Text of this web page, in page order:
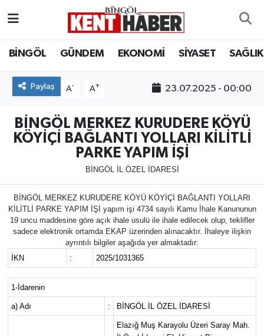
BİNGÖL GÜNDEM EKONOMİ SİYASET SAĞLIK
Paylaş A- A+ 23.07.2025 - 00:00
BİNGÖL MERKEZ KURUDERE KÖYÜ
KÖYİÇİ BAĞLANTI YOLLARI KİLİTLİ
PARKE YAPIM İŞİ
BİNGÖL İL ÖZEL İDARESİ
BİNGÖL MERKEZ KURUDERE KÖYÜ KÖYİÇİ BAĞLANTI YOLLARI
KİLİTLİ PARKE YAPIM İŞİ yapım işi 4734 sayılı Kamu İhale Kanununun
19 uncu maddesine göre açık ihale usulü ile ihale edilecek olup, teklifler
sadece elektronik ortamda EKAP üzerinden alınacaktır. İhaleye ilişkin
ayrıntılı bilgiler aşağıda yer almaktadır:
İKN
: 2025/1031365
1-İdarenin
a) Adı : BİNGÖL İL ÖZEL İDARESİ
Elazığ Muş Karayolu Üzeri Saray Mah.
BİLİM-TEKNOLOJİ
EĞİTİM
GENÇ
GÜNDEM
KARLIOVA
KİĞI
MERKEZ
Bingöl Hava Durumu
Bingöl Trafik Yoğunluk Haritası
Süper Lig Puan Durumu ve Fikstür
Tüm Manşetler
Son Dakika Haberleri
Haber Arşivi